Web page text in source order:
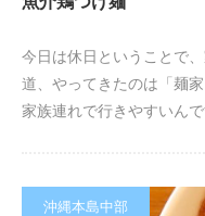
今日は休日ということで
道、やってきたのは「麺
家族連れで行きやすいん
沖縄本島中部